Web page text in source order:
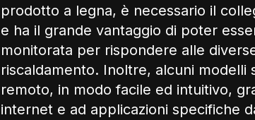
prodotto a legna, è necessario il
e ha il grande vantaggio di poter
monitorata per rispondere alle
riscaldamento. Inoltre, alcuni modelli
remoto, in modo facile ed intuitivo,
internet e ad applicazioni specifiche